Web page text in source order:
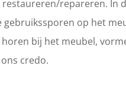
repareren. In
gebruikssporen op het
bij het meubel,
credo.